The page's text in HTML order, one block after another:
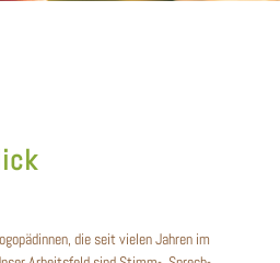
die seit vielen Jahren im